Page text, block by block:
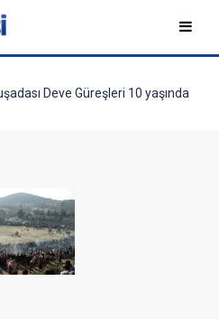
Deve Güreşleri 10 yaşında